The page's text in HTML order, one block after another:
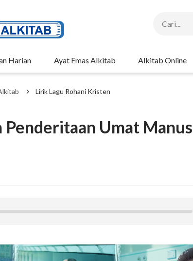
Harian Ayat Emas Alkitab Alkitab Online
Lirik Lagu Rohani Kristen
Penderitaan Umat